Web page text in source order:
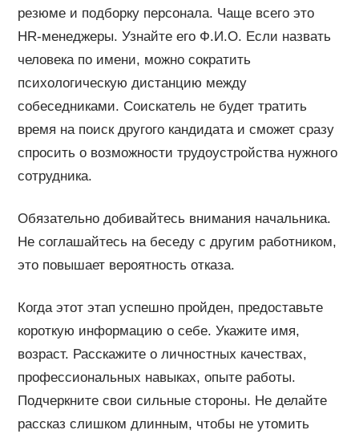
резюме и подборку персонала. Чаще всего это
HR-менеджеры. Узнайте его Ф.И.О. Если назвать
человека по имени, можно сократить
психологическую дистанцию между
собеседниками. Соискатель не будет тратить
время на поиск другого кандидата и сможет сразу
спросить о возможности трудоустройства нужного
сотрудника.
Обязательно добивайтесь внимания начальника.
Не соглашайтесь на беседу с другим работником,
это повышает вероятность отказа.
Когда этот этап успешно пройден, предоставьте
короткую информацию о себе. Укажите имя,
возраст. Расскажите о личностных качествах,
профессиональных навыках, опыте работы.
Подчеркните свои сильные стороны. Не делайте
рассказ слишком длинным, чтобы не утомить